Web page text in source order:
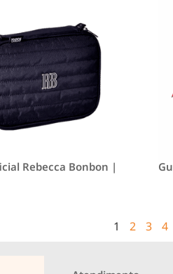
Rebecca Bonbon |
1 2 3 4